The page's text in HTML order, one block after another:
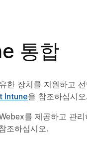
통합
장치를 지원하고
Intune을 참조하십시오.
를 제공하고 관
조하십시오.